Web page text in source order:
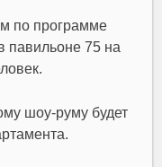
по программе
павильоне 75 на
шоу-руму будет